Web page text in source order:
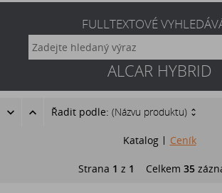
FULLTEXTOVÉ
ALCAR HYBRID
Řadit podle: (Názvu produktu)
Katalog Ceník
Strana 1 z 1 Celkem 35